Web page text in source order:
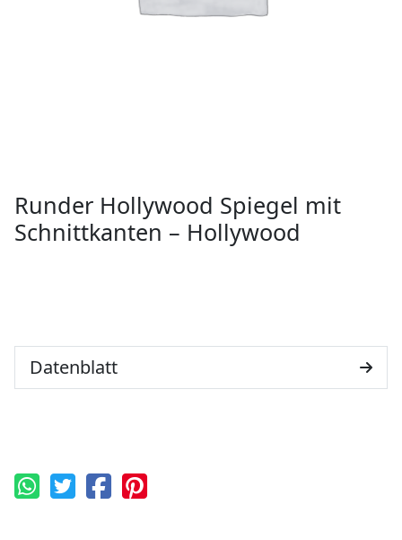
Runder Hollywood Spiegel mit
Schnittkanten – Hollywood
Datenblatt